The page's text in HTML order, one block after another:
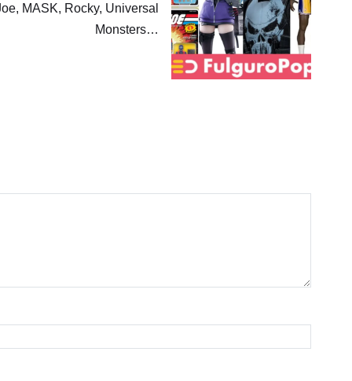
MASK, Rocky, Universal
Monsters…